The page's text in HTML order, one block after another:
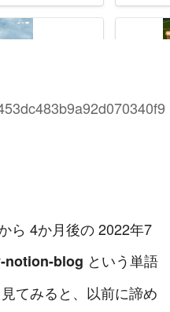
ら 4か月後の 2022年7
notion-blog という単語
てみると、以前に諦め